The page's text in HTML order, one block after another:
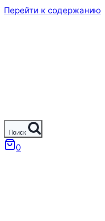
Перейти к содержанию
Поиск
0